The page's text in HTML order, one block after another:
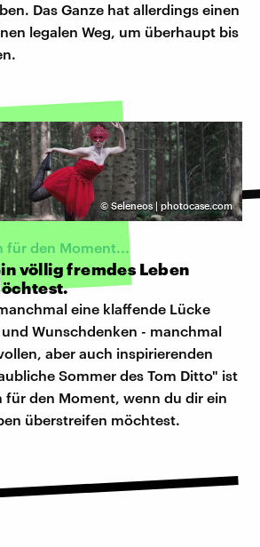
Das Ganze hat allerdings einen
legalen Weg, um überhaupt bis
© Seleneos | photocase.com
für den Moment...
völlig fremdes Leben
eine klaffende Lücke
Wunschdenken - manchmal
aber auch inspirierenden
Sommer des Tom Ditto" ist
für den Moment, wenn du dir ein
überstreifen möchtest.